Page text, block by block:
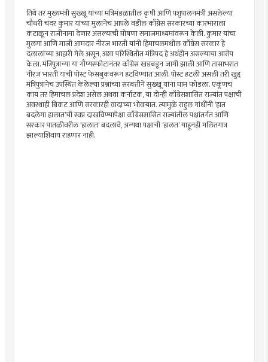
तिथे तर मुख्यमंत्री सुख्खू यांच्या मंत्रिमंडळातील कृषी आणि पशुपालनमंत्री असलेल्या
चौधरी चंदर कुमार यांच्या मुलानेच आपले वडील काँग्रेस सरकारच्या कारभाराला
कंटाळून राजीनामा देणार असल्याची घोषणा समाजमाध्यमांवरून केली. कुमार यांचा
मुलगा आणि माजी आमदार नीरज भारती यांनी हिमाचलमधील काँग्रेस सरकार हे
दलालांच्या आहारी गेले असून, अशा परिस्थितीत मंत्रिपद हे अर्थहीन असल्याचा आरोप
केला. मंत्रिपुत्राच्या या गौप्यस्फोटानंतर काँग्रेस खडबडून जागी झाली आणि तासाभरात
नीरज भारती यांची पोस्ट फेसबुकवरून हटविण्यात आली. पोस्ट हटली असली तरी खुद्द
मंत्रिपुत्रानेच उपस्थित केलेल्या प्रश्नांच्या सरबत्तीने सुख्खू यांना घाम फोडला. एकूणच
काय तर हिमाचल प्रदेश असेल अथवा कर्नाटक, या दोन्ही काँग्रेसशासित राज्यांत पक्षाची
अवस्थाही बिकट आणि सरकारही वादाच्या भोवर्‍यात. त्यामुळे राहुल गांधींनी ‘हात
बदलेगा हालात’ची स्वप्न दाखविण्यापेक्षा काँग्रेसशासित राज्यांतील पक्षांतर्गत आणि
सरकार पातळीवरील ‘हालात’ बदलावे, अन्यथा पक्षाची ‘हालत’ याहूनही गलितगात्र
झाल्याशिवाय राहणार नाही.